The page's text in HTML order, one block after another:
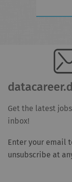
Get the latest
inbox!
Enter your email
unsubscribe at